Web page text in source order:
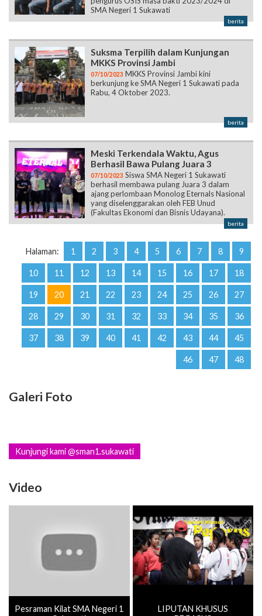
SMA Negeri 1 Sukawati
berita
Suksma Terpilih dalam Kunjungan
MKKS Provinsi Jambi
07/10/2023 MKKS Provinsi Jambi kini
berkunjung ke SMA Negeri 1 Sukawati pada
Rabu, 4 Oktober 2023.
berita
Meski Terkendala Waktu, Agus
Berhasil Bawa Pulang Juara 3
07/10/2023 Siswa SMA Negeri 1 Sukawati
berhasil membawa pulang Juara 3 dalam
ajang perlombaan Monolog Eternals Nasional
yang diselenggarakan oleh FEB Unud
(Fakultas Ekonomi dan Bisnis Udayana).
berita
Halaman: 1 2 3 4 5 6 7 8 9
10 11 12 13 14 15 16 17 18
19 20 21 22 23 24 25 26 27
28 29 30 31 32 33 34 35 36
37 38 39 40 41 42 43 44 45
46 47 48
Galeri Foto
Kunjungi kami @sman1.sukawati
Video
Pesraman Kilat SMA Negeri 1
LIPUTAN KHUSUS